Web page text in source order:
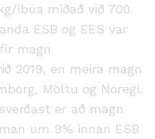
íbúa miðað við 700
ESB og EES var
magn
2019, en meira magn
Möltu og Noregi.
er að magn
um 9% innan ESB